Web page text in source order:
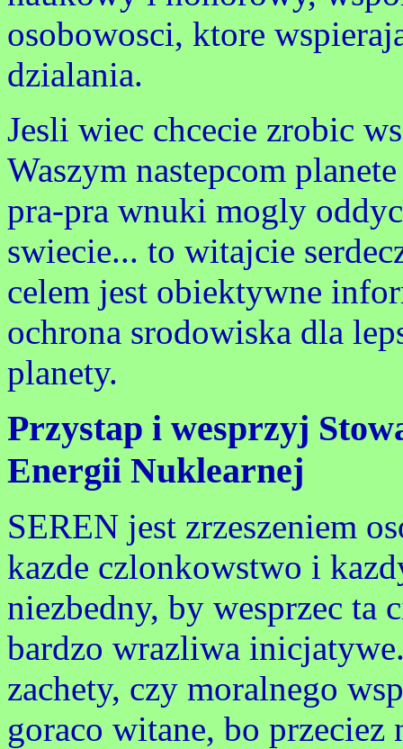
osobowosci, ktore
dzialania.
Jesli wiec chcecie zrobic
Waszym nastepcom
pra-pra wnuki mogly
swiecie... to witajcie
celem jest obiektywne
ochrona srodowiska dla
planety.
Przystap i wesprzyj
Energii Nuklearnej
SEREN jest zrzeszeniem
kazde czlonkowstwo i
niezbedny, by wesprzec ta
bardzo wrazliwa
zachety, czy moralnego
goraco witane, bo